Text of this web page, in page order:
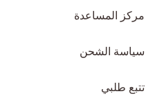
مركز المساعدة
سياسة الشحن
تتبع طلبي